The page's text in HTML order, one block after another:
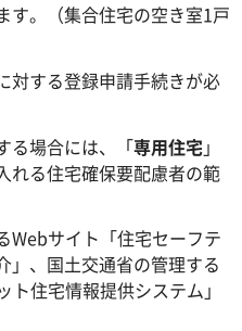
す。（集合住宅の空き室1戸
対する登録申請手続きが必
る場合には、「専用住宅」
れる住宅確保要配慮者の範
Webサイト「住宅セーフテ
」、国土交通省の管理する
住宅情報提供システム」